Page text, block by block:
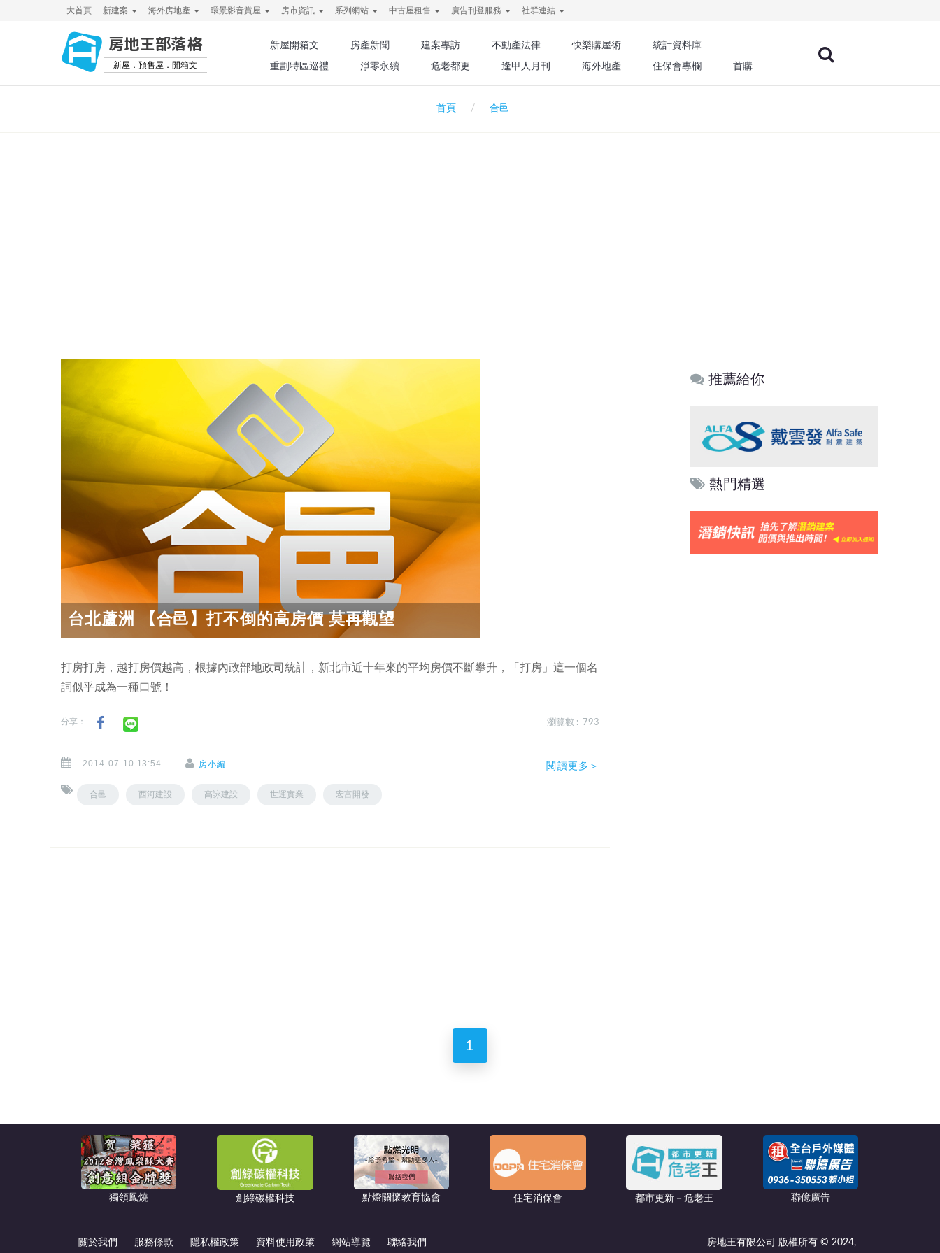
大首頁 新建案 海外房地產 環景影音賞屋 房市資訊 系列網站 中古屋租售 廣告刊登服務 社群連結
房地王部落格
新屋．預售屋．開箱文
新屋開箱文 房產新聞 建案專訪 不動產法律 快樂購屋術
統計資料庫
重劃特區巡禮
淨零永續 危老都更 逢甲人月刊 海外地產 住保會專欄 首購
首頁 合邑
台北蘆洲 【合邑】打不倒的高房價 莫再觀望
打房打房，越打房價越高，根據內政部地政司統計，新北市近十年來的平均房價不斷攀升，「打房」這一個名
詞似乎成為一種口號！
分享： 瀏覽數 : 793
2014-07-10 13:54 房小編
合邑 西河建設 高詠建設 世運實業 宏富開發
閱讀更多＞
推薦給你
熱門精選
1
獨領鳳燒 創綠碳權科技 點燈關懷教育協會 住宅消保會 都市更新－危老王 聯億廣告
關於我們 服務條款 隱私權政策 資料使用政策 網站導覽 聯絡我們 房地王有限公司 版權所有 © 2024,